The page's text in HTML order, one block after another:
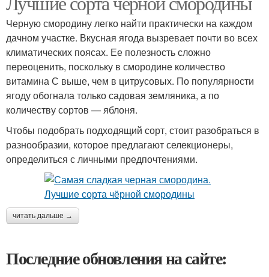
Черную смородину легко найти практически на каждом
дачном участке. Вкусная ягода вызревает почти во всех
климатических поясах. Ее полезность сложно
переоценить, поскольку в смородине количество
витамина С выше, чем в цитрусовых. По популярности
ягоду обогнала только садовая земляника, а по
количеству сортов — яблоня.
Чтобы подобрать подходящий сорт, стоит разобраться в
разнообразии, которое предлагают селекционеры,
определиться с личными предпочтениями.
читать дальше →
Последние обновления на сайте: